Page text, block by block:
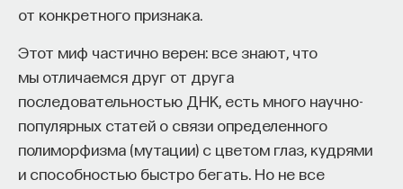
от конкретного признака.
Этот миф частично верен: все знают, что
мы отличаемся друг от друга
последовательностью ДНК, есть много научно-
популярных статей о связи определенного
полиморфизма (мутации) с цветом глаз, кудрями
и способностью быстро бегать. Но не все